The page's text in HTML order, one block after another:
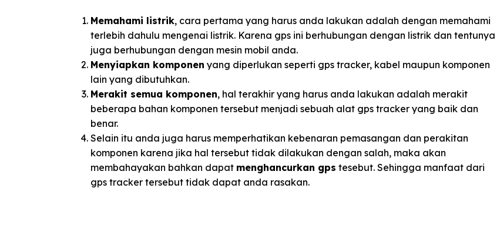
Memahami listrik, cara pertama yang harus anda lakukan adalah dengan memahami
terlebih dahulu mengenai listrik. Karena gps ini berhubungan dengan listrik dan tentunya
juga berhubungan dengan mesin mobil anda.
Menyiapkan komponen yang diperlukan seperti gps tracker, kabel maupun komponen
lain yang dibutuhkan.
Merakit semua komponen, hal terakhir yang harus anda lakukan adalah merakit
beberapa bahan komponen tersebut menjadi sebuah alat gps tracker yang baik dan
benar.
Selain itu anda juga harus memperhatikan kebenaran pemasangan dan perakitan
komponen karena jika hal tersebut tidak dilakukan dengan salah, maka akan
membahayakan bahkan dapat menghancurkan gps tesebut. Sehingga manfaat dari
gps tracker tersebut tidak dapat anda rasakan.